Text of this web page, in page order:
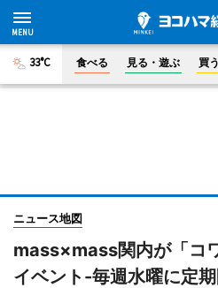
33°C 食べる 見る・遊ぶ 買う
ニュース地図
mass×mass関内が「コ
イベント-毎週水曜に定